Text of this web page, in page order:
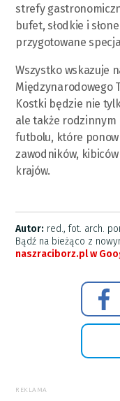
strefy
bufet, słodkie i
przygotowane
Wszystko wskazuje
Międzynarodowego
Kostki będzie nie
ale także rodzinnym
futbolu, które
zawodników,
krajów.
Autor: red., fot. arch.
Bądź na bieżąco z
naszraciborz.pl w
REKLAMA